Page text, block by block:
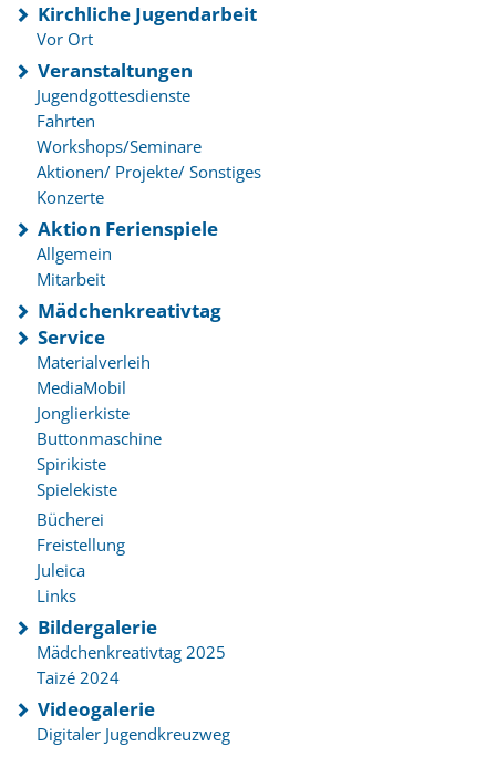
Kirchliche Jugendarbeit
Vor Ort
Veranstaltungen
Jugendgottesdienste
Fahrten
Workshops/Seminare
Aktionen/ Projekte/ Sonstiges
Konzerte
Aktion Ferienspiele
Allgemein
Mitarbeit
Mädchenkreativtag
Service
Materialverleih
MediaMobil
Jonglierkiste
Buttonmaschine
Spirikiste
Spielekiste
Bücherei
Freistellung
Juleica
Links
Bildergalerie
Mädchenkreativtag 2025
Taizé 2024
Videogalerie
Digitaler Jugendkreuzweg